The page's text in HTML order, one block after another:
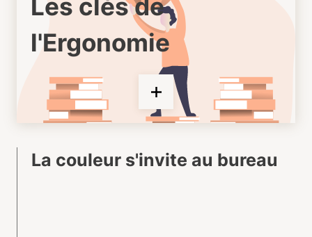
Les clés de
l'Ergonomie
La couleur s'invite au bureau